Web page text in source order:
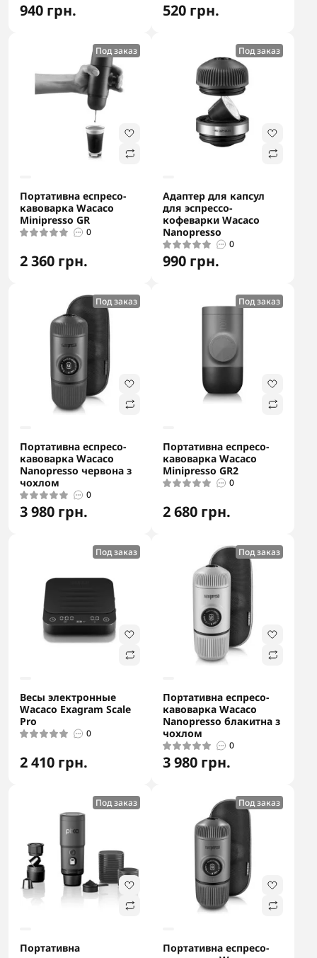
940 грн. 520 грн.
Под заказ
Портативна еспресо-
кавоварка Wacaco
Minipresso GR
0
2 360 грн.
Под заказ
Адаптер для капсул
для эспрессо-
кофеварки Wacaco
Nanopresso
0
990 грн.
Под заказ
Портативна еспресо-
кавоварка Wacaco
Nanopresso червона з
чохлом
0
3 980 грн.
Под заказ
Портативна еспресо-
кавоварка Wacaco
Minipresso GR2
0
2 680 грн.
Под заказ
Весы электронные
Wacaco Exagram Scale
Pro
0
2 410 грн.
Под заказ
Портативна еспресо-
кавоварка Wacaco
Nanopresso блакитна з
чохлом
0
3 980 грн.
Под заказ
Портативна
Под заказ
Портативна еспресо-